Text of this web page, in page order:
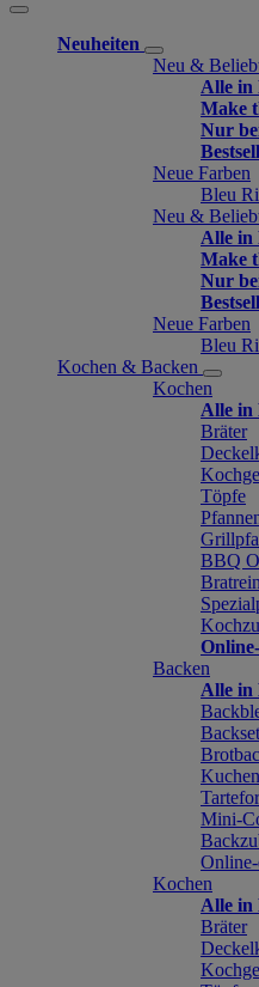
Neuheiten
Neu &
Alle in
Make
Nur
Neue Farben
Bleu
Neu &
Alle in
Make
Nur
Neue Farben
Bleu
Kochen & Backen
Kochen
Alle in
Bräter
Töpfe
BBQ
Backen
Alle in
Mini-
Kochen
Alle in
Bräter